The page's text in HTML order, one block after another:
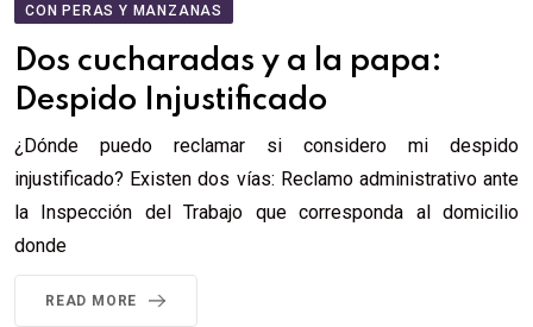
CON PERAS Y MANZANAS
Dos cucharadas y a la papa:
Despido Injustificado
¿Dónde puedo reclamar si considero mi despido
injustificado? Existen dos vías: Reclamo administrativo ante
la Inspección del Trabajo que corresponda al domicilio
donde
READ MORE